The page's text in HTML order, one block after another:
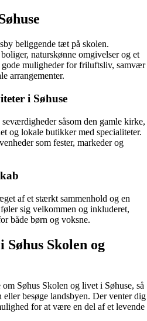
beliggende tæt på skolen.
naturskønne omgivelser og et
muligheder for friluftsliv, samvær
arrangementer.
i Søhuse
såsom den gamle kirke,
og lokale butikker med specialiteter.
som fester, markeder og
af et stærkt sammenhold og en
sig velkommen og inkluderet,
både børn og voksne.
Skolen og
Søhus Skolen og livet i Søhuse, så
besøge landsbyen. Der venter dig
for at være en del af et levende